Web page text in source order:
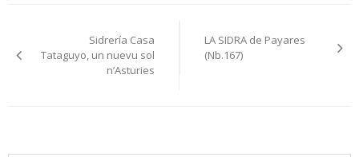
pelos Sidrería Casa
Tataguyo, un nuevu sol
n’Asturies
LA SIDRA de Payares
(Nb.167)